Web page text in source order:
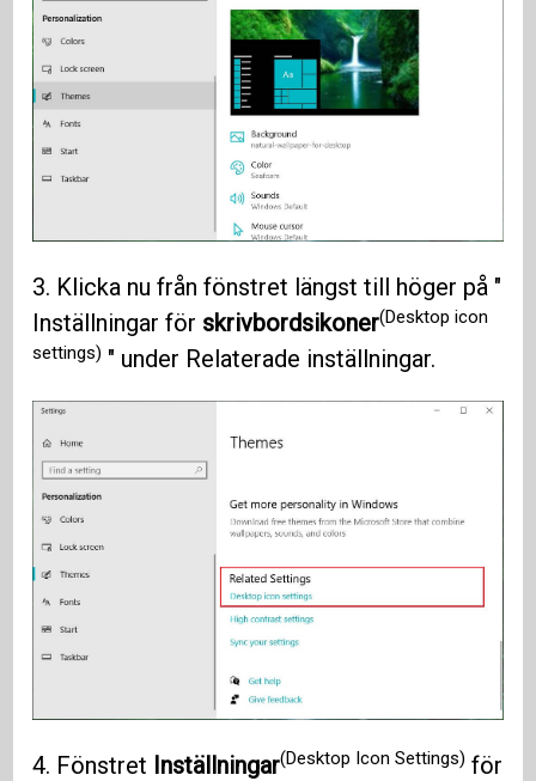
3. Klicka nu från fönstret längst till höger på "
Inställningar för skrivbordsikoner(Desktop icon
settings) " under Relaterade inställningar.
4. Fönstret Inställningar(Desktop Icon Settings) för